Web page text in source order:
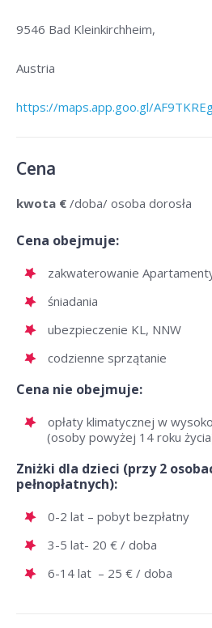
9546 Bad Kleinkirchheim,
Austria
https://maps.app.goo.gl/
Cena
kwota € /doba/ osoba dorosła
Cena obejmuje:
zakwaterowanie
śniadania
ubezpieczenie KL, NNW
codzienne sprzątanie
Cena nie obejmuje:
opłaty klimatycznej w
(osoby powyżej 14 roku
Zniżki dla dzieci (przy 2
pełnopłatnych):
0-2 lat – pobyt bezpłatny
3-5 lat- 20 € / doba
6-14 lat – 25 € / doba